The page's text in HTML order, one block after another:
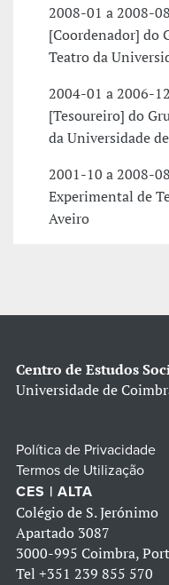
2008-01 a 2008-
[Coordenador] do
Teatro da
2004-01 a 2006-
[Tesoureiro] do
da Universidade
2001-10 a 2008-
Experimental de
Aveiro
Centro de Estudos
Universidade de
Política de Privacidade
Termos de Utilização
CES | ALTA
Colégio de S. Jerónimo
Apartado 3087
3000-995 Coimbra,
Tel +351 239 855 570